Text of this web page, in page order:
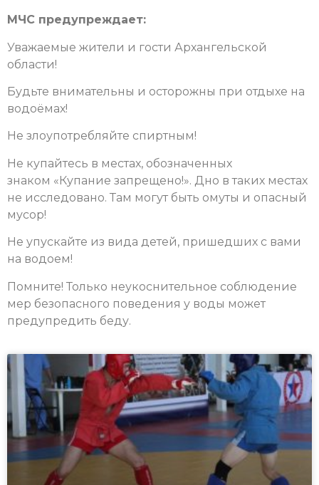
МЧС предупреждает:
Уважаемые жители и гости Архангельской
области!
Будьте внимательны и осторожны при отдыхе на
водоёмах!
Не злоупотребляйте спиртным!
Не купайтесь в местах, обозначенных
знаком «Купание запрещено!». Дно в таких местах
не исследовано. Там могут быть омуты и опасный
мусор!
Не упускайте из вида детей, пришедших с вами
на водоем!
Помните! Только неукоснительное соблюдение
мер безопасного поведения у воды может
предупредить беду.